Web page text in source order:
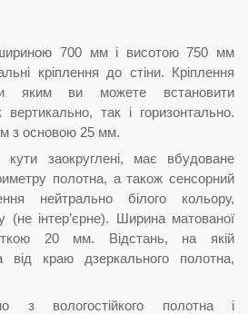
700 мм і висотою 750 мм
кріплення до стіни. Кріплення
яким ви можете встановити
так і горизонтально.
з основою 25 мм.
кути заокруглені, має вбудоване
полотна, а також сенсорний
нейтрально білого кольору,
інтер’єрне). Ширина матованої
20 мм. Відстань, на якій
від краю дзеркального полотна,
з вологостійкого полотна і